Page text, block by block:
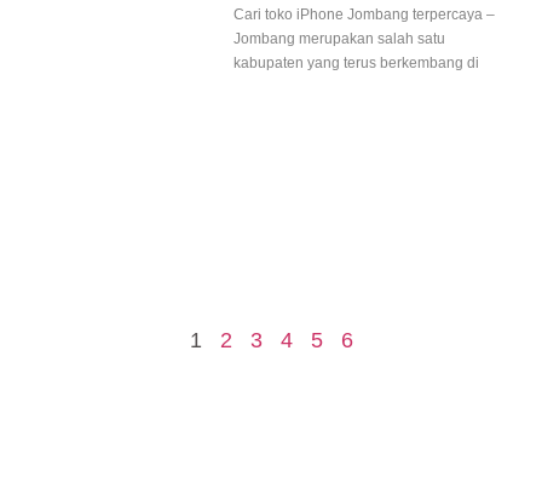
Cari toko iPhone Jombang terpercaya –
Jombang merupakan salah satu
kabupaten yang terus berkembang di
1 2 3 4 5 6